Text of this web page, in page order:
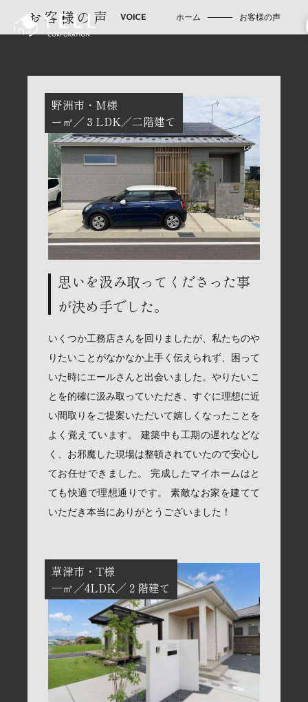
お客様の声 ホーム お客様の声
野洲市
M様
ー㎡
３LDK 二階建て
思いを汲み取ってくださった事
が決め手でした。
いくつか工務店さんを回りましたが、私たちのや
りたいことがなかなか上手く伝えられず、困って
いた時にエールさんと出会いました。やりたいこ
とを的確に汲み取っていただき、すぐに理想に近
い間取りをご提案いただいて嬉しくなったことを
よく覚えています。 建築中も工期の遅れなどな
く、お邪魔した現場は整頓されていたので安心し
てお任せできました。 完成したマイホームはと
ても快適で理想通りです。 素敵なお家を建てて
いただき本当にありがとうございました！
草津市
T様
―㎡
4LDK ２階建て